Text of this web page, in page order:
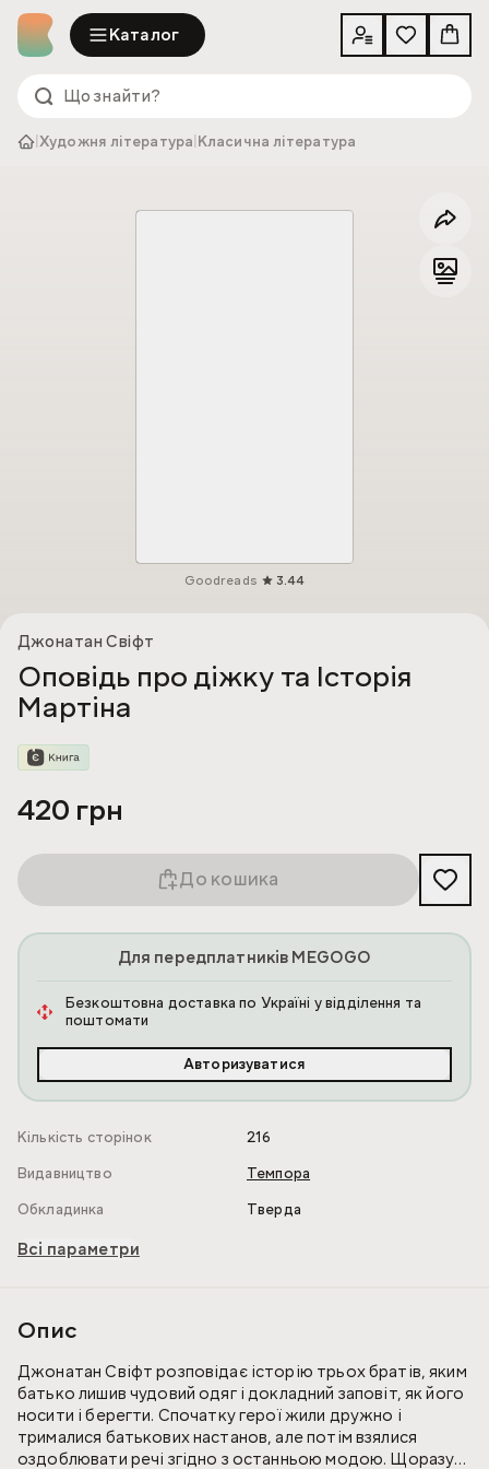
Каталог
|Художня література Класична література
Goodreads 3.44
Джонатан Свіфт
Оповідь про діжку та Історія
Мартіна
420 грн
До кошика
Для передплатників MEGOGO
Безкоштовна доставка по Україні у відділення та
поштомати
Авторизуватися
Кількість сторінок
216
Видавництво
Темпора
Обкладинка
Тверда
Всі параметри
Опис
Джонатан Свіфт розповідає історію трьох братів, яким
батько лишив чудовий одяг і докладний заповіт, як його
носити і берегти. Спочатку герої жили дружно і
трималися батькових настанов, але потім взялися
оздоблювати речі згідно з останньою модою. Щоразу